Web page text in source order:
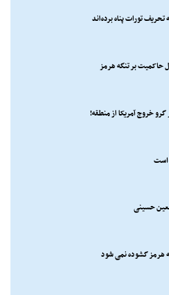
تورات پناه برده‌اند
حاکمیت بر تنگه هرمز
خروج آمریکا از منطقه!
است
حسینی
هرمز گشوده نمی شود